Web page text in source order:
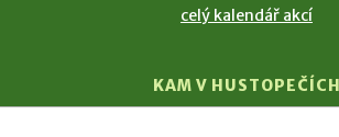
celý kalendář akcí
KAM V HUSTOPEČÍCH